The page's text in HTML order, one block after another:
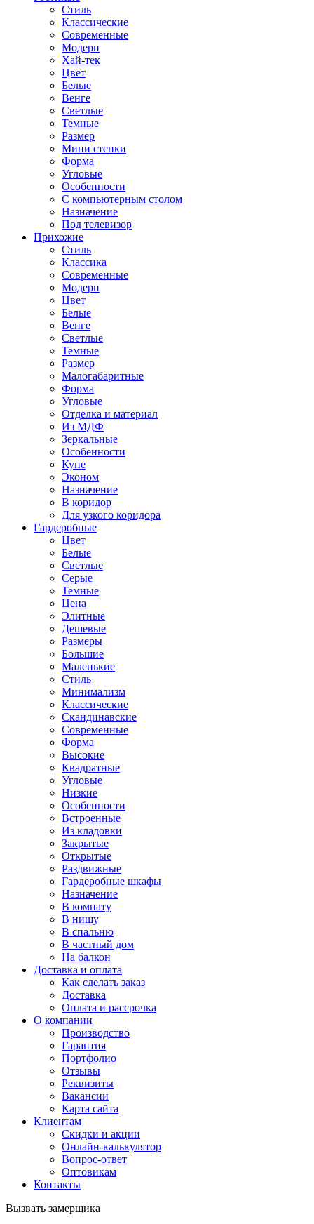
Стиль
Классические
Современные
Модерн
Хай-тек
Цвет
Белые
Венге
Светлые
Темные
Размер
Мини стенки
Форма
Угловые
Особенности
С компьютерным столом
Назначение
Под телевизор
Прихожие
Стиль
Классика
Современные
Модерн
Цвет
Белые
Венге
Светлые
Темные
Размер
Малогабаритные
Форма
Угловые
Отделка и материал
Из МДФ
Зеркальные
Особенности
Купе
Эконом
Назначение
В коридор
Для узкого коридора
Гардеробные
Цвет
Белые
Светлые
Серые
Темные
Цена
Элитные
Дешевые
Размеры
Большие
Маленькие
Стиль
Минимализм
Классические
Скандинавские
Современные
Форма
Высокие
Квадратные
Угловые
Низкие
Особенности
Встроенные
Из кладовки
Закрытые
Открытые
Раздвижные
Гардеробные шкафы
Назначение
В комнату
В нишу
В спальню
В частный дом
На балкон
Доставка и оплата
Как сделать заказ
Доставка
Оплата и рассрочка
О компании
Производство
Гарантия
Портфолио
Отзывы
Реквизиты
Вакансии
Карта сайта
Клиентам
Скидки и акции
Онлайн-калькулятор
Вопрос-ответ
Оптовикам
Контакты
Вызвать замерщика